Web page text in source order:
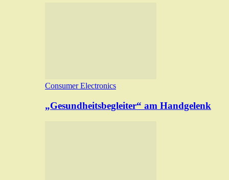
Consumer Electronics
„Gesundheitsbegleiter“ am Handgelenk